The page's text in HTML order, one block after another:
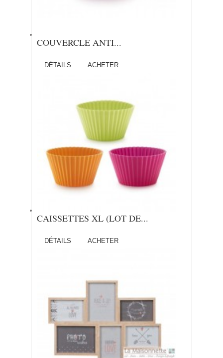
COUVERCLE ANTI...
DÉTAILS ACHETER
CAISSETTES XL (LOT DE...
DÉTAILS ACHETER